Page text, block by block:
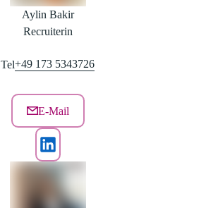
Aylin Bakir
Recruiterin
Tel+49 173 5343726
E-Mail